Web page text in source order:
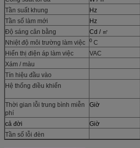
Tần suất khung
Hz
Tần số làm mới
Hz
Độ sáng cân bằng
Cd / ㎡
Nhiệt độ môi trường làm việc
0 C
Hiển thị điện áp làm việc
VAC
Xám / màu
Tín hiệu đầu vào
Hệ thống điều khiển
Thời gian lỗi trung bình miễn
phí
Giờ
cả đời Giờ
Tần số lỗi đèn